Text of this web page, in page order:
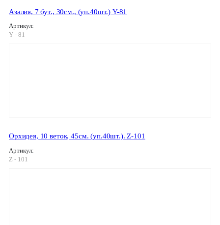
Азалия, 7 бут., 30см., (уп.40шт.) Y-81
Артикул:
Y - 81
Орхидея, 10 веток, 45см. (уп.40шт.). Z-101
Артикул:
Z - 101